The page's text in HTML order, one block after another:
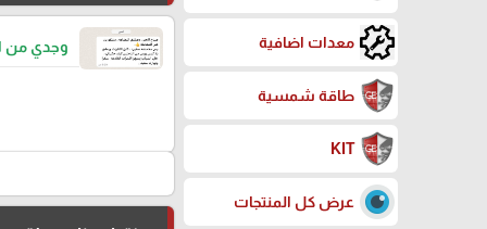
معدات اضافية
طاقة شمسية
KIT
عرض كل المنتجات
وجدي من